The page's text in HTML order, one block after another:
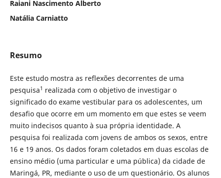
Raiani Nascimento Alberto
Natália Carniatto
Resumo
Este estudo mostra as reflexões decorrentes de uma
pesquisa1 realizada com o objetivo de investigar o
significado do exame vestibular para os adolescentes, um
desafio que ocorre em um momento em que estes se veem
muito indecisos quanto à sua própria identidade. A
pesquisa foi realizada com jovens de ambos os sexos, entre
16 e 19 anos. Os dados foram coletados em duas escolas de
ensino médio (uma particular e uma pública) da cidade de
Maringá, PR, mediante o uso de um questionário. Os alunos